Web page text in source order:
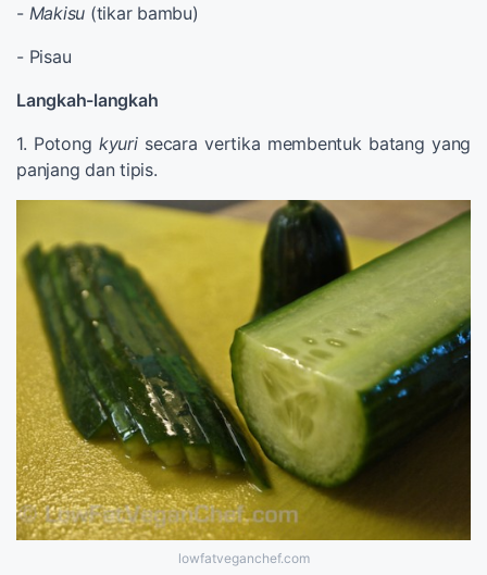
- Makisu (tikar bambu)
- Pisau
Langkah-langkah
1. Potong kyurisecara vertika membentuk batang yang
panjang dan tipis.
lowfatveganchef.com